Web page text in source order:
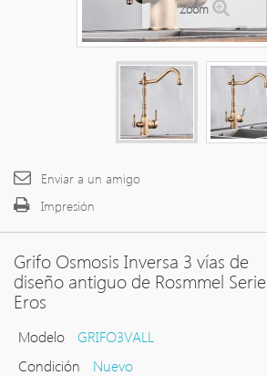
Zoom
Enviar a un amigo
Impresión
Grifo Osmosis Inversa 3 vías de
diseño antiguo de Rosmmel Serie
Eros
Modelo
GRIFO3VALL
Condición
Nuevo